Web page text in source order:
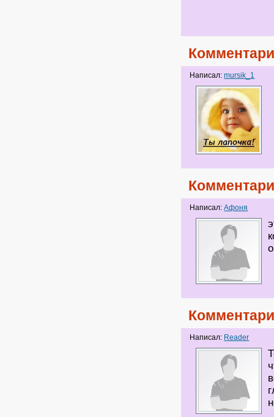
Написал:mursik_1
Написал:Афоня
Написал: Reader